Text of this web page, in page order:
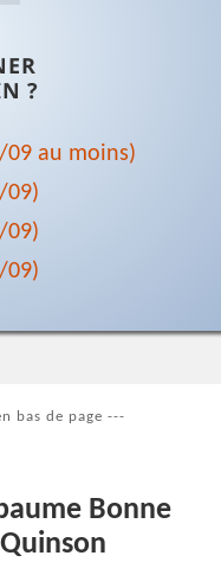
?
au moins)
09)
09)
09)
bas de page ---
Bonne